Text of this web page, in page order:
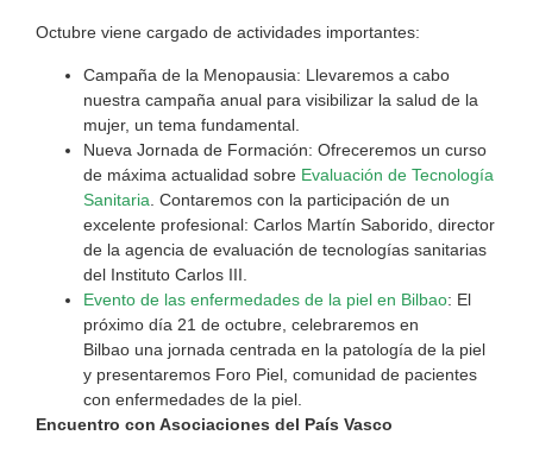
Octubre viene cargado de actividades importantes:
Campaña de la Menopausia: Llevaremos a cabo
nuestra campaña anual para visibilizar la salud de la
mujer, un tema fundamental.
Nueva Jornada de Formación: Ofreceremos un curso
de máxima actualidad sobre Evaluación de Tecnología
Sanitaria . Contaremos con la participación de un
excelente profesional: Carlos Martín Saborido, director
de la agencia de evaluación de tecnologías sanitarias
del Instituto Carlos III.
Evento de las enfermedades de la piel en Bilbao: El
próximo día 21 de octubre, celebraremos en
Bilbao una jornada centrada en la patología de la piel
y presentaremos Foro Piel, comunidad de pacientes
con enfermedades de la piel.
Encuentro con Asociaciones del País Vasco